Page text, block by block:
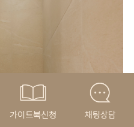
가이드북신청 채팅상담